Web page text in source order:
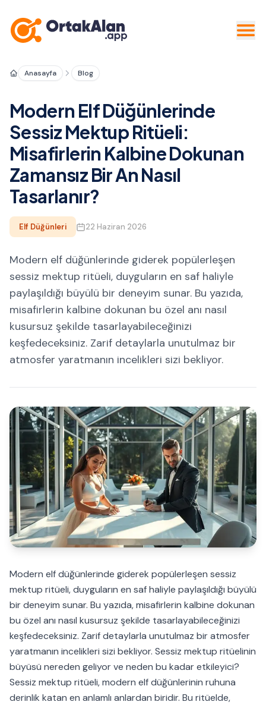
Anasayfa Blog
Modern Elf Düğünlerinde
Sessiz Mektup Ritüeli:
Misafirlerin Kalbine Dokunan
Zamansız Bir An Nasıl
Tasarlanır?
Elf Düğünleri 22 Haziran 2026
Modern elf düğünlerinde giderek popülerleşen
sessiz mektup ritüeli, duyguların en saf haliyle
paylaşıldığı büyülü bir deneyim sunar. Bu yazıda,
misafirlerin kalbine dokunan bu özel anı nasıl
kusursuz şekilde tasarlayabileceğinizi
keşfedeceksiniz. Zarif detaylarla unutulmaz bir
atmosfer yaratmanın incelikleri sizi bekliyor.
Modern elf düğünlerinde giderek popülerleşen sessiz
mektup ritüeli, duyguların en saf haliyle paylaşıldığı büyülü
bir deneyim sunar. Bu yazıda, misafirlerin kalbine dokunan
bu özel anı nasıl kusursuz şekilde tasarlayabileceğinizi
keşfedeceksiniz. Zarif detaylarla unutulmaz bir atmosfer
yaratmanın incelikleri sizi bekliyor. Sessiz mektup ritüelinin
büyüsü nereden geliyor ve neden bu kadar etkileyici?
Sessiz mektup ritüeli, modern elf düğünlerinin ruhuna
derinlik katan en anlamlı anlardan biridir. Bu ritüelde,